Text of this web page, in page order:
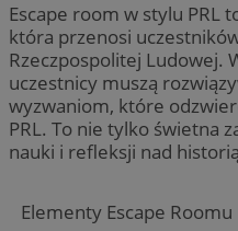
Escape room w stylu PRL
która przenosi
Rzeczpospolitej Ludowej.
uczestnicy muszą
wyzwaniom, które
PRL. To nie tylko świetna
nauki i refleksji nad
Elementy Escape Roomu